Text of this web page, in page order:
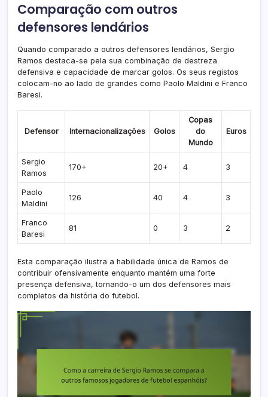
Comparação com outros
defensores lendários
Quando comparado a outros defensores lendários, Sergio
Ramos destaca-se pela sua combinação de destreza
defensiva e capacidade de marcar golos. Os seus registos
colocam-no ao lado de grandes como Paolo Maldini e Franco
Baresi.
Defensor Internacionalizações Golos
Copas
do
Mundo
Euros
Sergio
Ramos
170+ 20+ 4 3
Paolo
Maldini
126 40 4 3
Franco
Baresi
81 0 3 2
Esta comparação ilustra a habilidade única de Ramos de
contribuir ofensivamente enquanto mantém uma forte
presença defensiva, tornando-o um dos defensores mais
completos da história do futebol.